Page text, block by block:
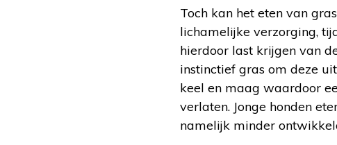
Toch kan het eten van
lichamelijke verzorging,
hierdoor last krijgen van
instinctief gras om deze
keel en maag waardoor
verlaten. Jonge honden
namelijk minder